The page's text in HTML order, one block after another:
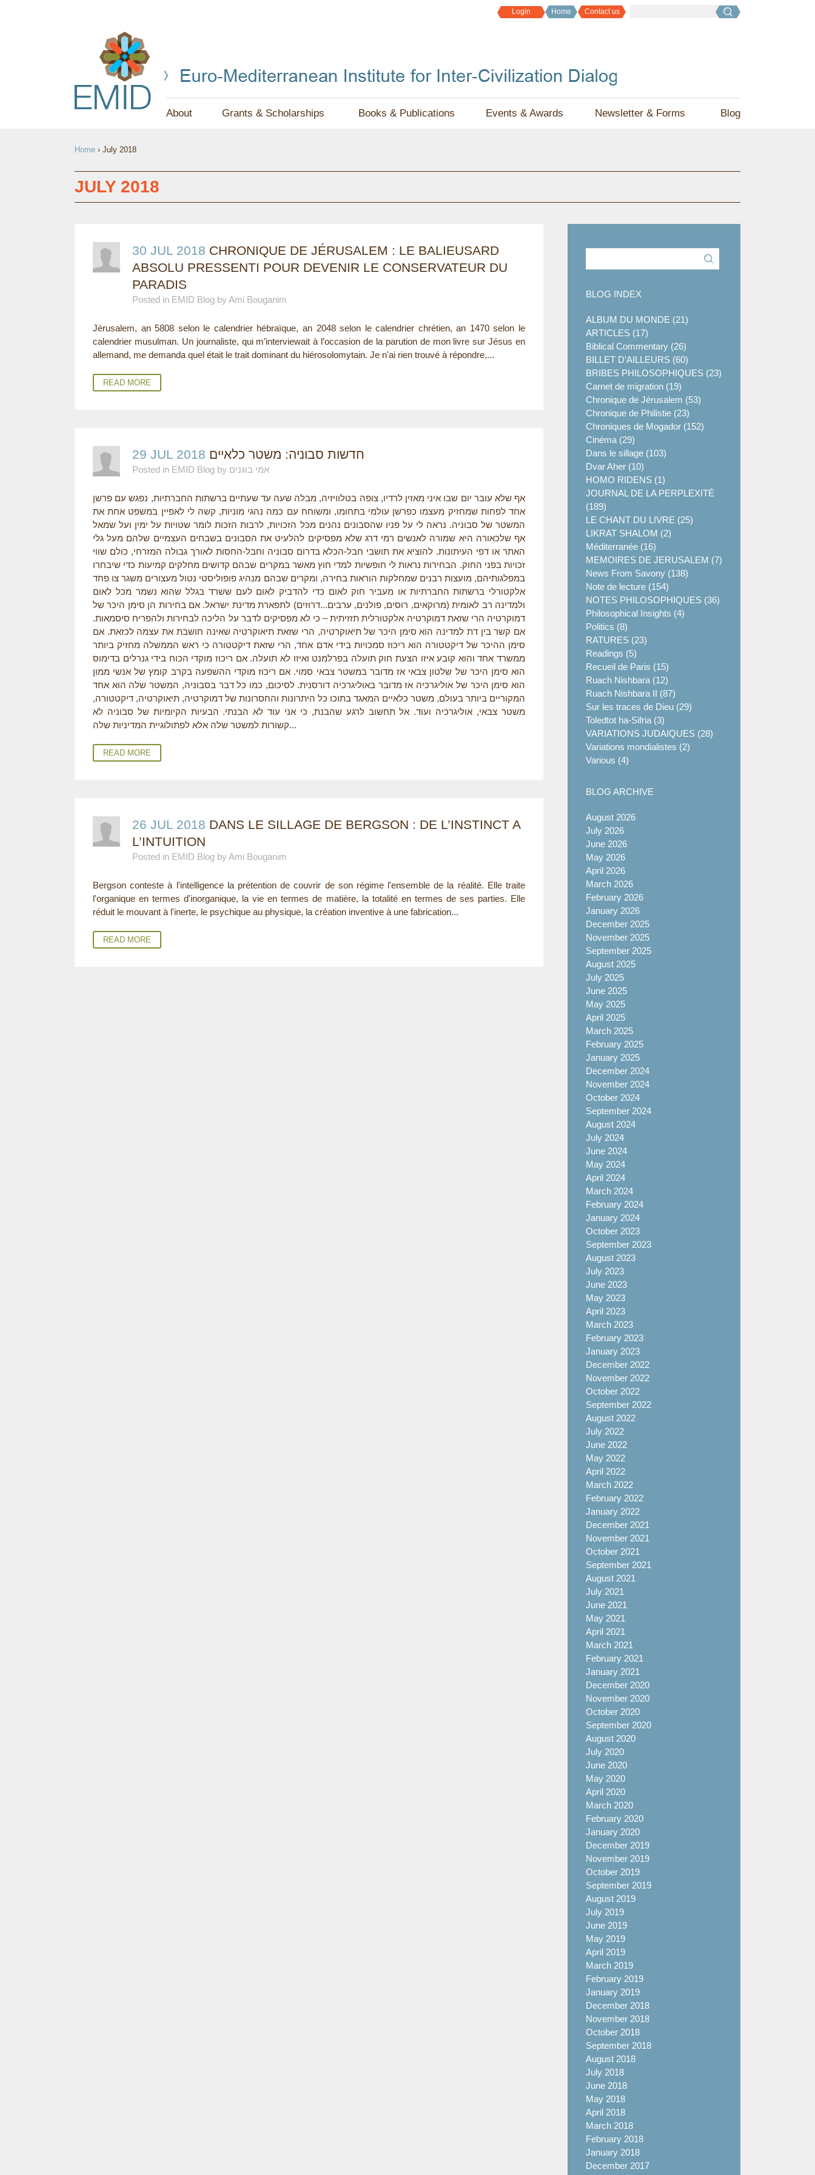
Contact us
Home
Login
About Grants & Scholarships Books & Publications Events & Awards Newsletter & Forms Blog
U
A
Home › July 2018
JULY 2018
BLOG INDEX
ALBUM DU MONDE (21)
ARTICLES (17)
Biblical Commentary (26)
BILLET D’AILLEURS (60)
BRIBES PHILOSOPHIQUES (23)
Carnet de migration (19)
Chronique de Jérusalem (53)
Chronique de Philistie (23)
Chroniques de Mogador (152)
Cinéma (29)
Dans le sillage (103)
Dvar Aher (10)
HOMO RIDENS (1)
JOURNAL DE LA PERPLEXITÉ
(189)
LE CHANT DU LIVRE (25)
LIKRAT SHALOM (2)
Méditerranée (16)
MEMOIRES DE JERUSALEM (7)
News From Savony (138)
Note de lecture (154)
NOTES PHILOSOPHIQUES (36)
Philosophical Insights (4)
Politics (8)
RATURES (23)
Readings (5)
Recueil de Paris (15)
Ruach Nishbara (12)
Ruach Nishbara II (87)
Sur les traces de Dieu (29)
Toledtot ha-Sifria (3)
VARIATIONS JUDAIQUES (28)
Variations mondialistes (2)
Various (4)
BLOG ARCHIVE
August 2026
July 2026
June 2026
May 2026
April 2026
March 2026
February 2026
January 2026
December 2025
November 2025
September 2025
August 2025
July 2025
June 2025
May 2025
April 2025
March 2025
February 2025
January 2025
December 2024
November 2024
October 2024
September 2024
August 2024
July 2024
June 2024
May 2024
April 2024
March 2024
February 2024
January 2024
October 2023
September 2023
August 2023
July 2023
June 2023
May 2023
April 2023
March 2023
February 2023
January 2023
December 2022
November 2022
October 2022
September 2022
August 2022
July 2022
June 2022
May 2022
April 2022
March 2022
February 2022
January 2022
December 2021
November 2021
October 2021
September 2021
August 2021
July 2021
June 2021
May 2021
April 2021
March 2021
February 2021
January 2021
December 2020
November 2020
October 2020
September 2020
August 2020
July 2020
June 2020
May 2020
April 2020
March 2020
February 2020
January 2020
December 2019
November 2019
October 2019
September 2019
August 2019
July 2019
June 2019
May 2019
April 2019
March 2019
February 2019
January 2019
December 2018
November 2018
October 2018
September 2018
August 2018
July 2018
June 2018
May 2018
April 2018
March 2018
February 2018
January 2018
December 2017
30 JUL 2018 CHRONIQUE DE JÉRUSALEM : LE BALIEUSARD
ABSOLU PRESSENTI POUR DEVENIR LE CONSERVATEUR DU
PARADIS
Posted in EMID Blog by Ami Bouganim
Jérusalem, an 5808 selon le calendrier hébraïque, an 2048 selon le calendrier chrétien, an 1470 selon le
calendrier musulman. Un journaliste, qui m’interviewait à l’occasion de la parution de mon livre sur Jésus en
allemand, me demanda quel était le trait dominant du hiérosolomytain. Je n'ai rien trouvé à répondre,...
READ MORE
29 JUL 2018 חדשות סבוניה: משטר כלאיים
Posted in EMID Blog by אמי בוגנים
אף שלא עובר יום שבו איני מאזין לרדיו, צופה בטלוויזיה, מבלה שעה עד שעתיים ברשתות החברתיות, נפגש עם פרשן
אחד לפחות שמחזיק מעצמו כפרשן עולמי בתחומו, ומשוחח עם כמה נהגי מוניות, קשה לי לאפיין במשפט אחת את
המשטר של סבוניה. נראה לי על פניו שהסבונים נהנים מכל הזכויות, לרבות הזכות לומר שטויות על ימין ועל שמאל
אף שלכאורה היא שמורה לאנשים רמי דרג שלא מפסיקים להלעיט את הסבונים בשבחים העצמיים שלהם מעל גלי
האתר או דפי העיתונות. להוציא את תושבי חבל-הכלא בדרום סבוניה וחבל-החסות לאורך גבולה המזרחי, כולם שווי
זכויות בפני החוק. הבחירות נראות לי חופשיות למדי חוץ מאשר במקרים שבהם קדושים מחלקים קמיעות כדי שיבחרו
במפלגותיהם, מועצות רבנים שמחלקות הוראות בחירה, ומקרים שבהם מנהיג פופוליסטי נטול מעצורים משגר צו פחד
אלקטורלי ברשתות החברתיות או מעביר חוק לאום כדי להדביק לאום לעם ששרד בגלל שהוא נשמר מכל לאום
ולמדינה רב לאומית (מרוקאים, רוסים, פולנים, ערבים...דרוזים) לתפארת מדינת ישראל. אם בחירות הן סימן היכר של
דמוקרטיה הרי שזאת דמוקרטיה אלקטורלית תזזיתית – כי לא מפסיקים לדבר על הליכה לבחירות ולהפריח סיסמאות.
אם קשר בין דת למדינה הוא סימן היכר של תיאוקרטיה, הרי שזאת תיאוקרטיה שאינה חושבת את עצמה לכזאת. אם
סימן ההיכר של דיקטטורה הוא ריכוז סמכויות בידי אדם אחד, הרי שזאת דיקטטורה כי ראש הממשלה מחזיק ביותר
ממשרד אחד והוא קובע איזו הצעת חוק תועלה בפרלמנט ואיזו לא תועלה. אם ריכוז מוקדי הכוח בידי גנרלים בדימוס
הוא סימן היכר של שלטון צבאי אז מדובר במשטר צבאי סמוי. אם ריכוז מוקדי ההשפעה בקרב קומץ של אנשי ממון
הוא סימן היכר של אוליגרכיה אז מדובר באוליגרכיה דורסנית. לסיכום, כמו כל דבר בסבוניה, המשטר שלה הוא אחד
המקוריים ביותר בעולם, משטר כלאיים המאגד בתוכו כל היתרונות והחסרונות של דמוקרטיה, תיאוקרטיה, דיקטטורה,
משטר צבאי, אוליגרכיה ועוד. אל תחשוב לרגע שהבנת, כי אני עוד לא הבנתי. הבעיות הקיומיות של סבוניה לא
קשורות למשטר שלה אלא לפתולוגיית המדיניות שלה...
READ MORE
26 JUL 2018 DANS LE SILLAGE DE BERGSON : DE L’INSTINCT A
L’INTUITION
Posted in EMID Blog by Ami Bouganim
Bergson conteste à l'intelligence la prétention de couvrir de son régime l'ensemble de la réalité. Elle traite
l'organique en termes d'inorganique, la vie en termes de matière, la totalité en termes de ses parties. Elle
réduit le mouvant à l'inerte, le psychique au physique, la création inventive à une fabrication...
READ MORE